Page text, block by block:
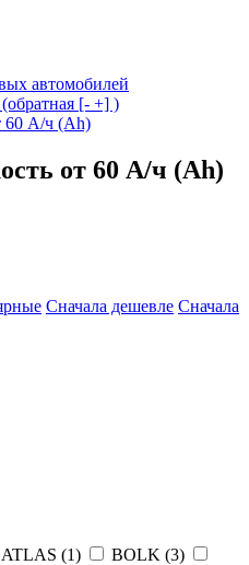
автомобилей
[- +] )
60 А/ч (Ah)
от 60 А/ч (Ah)
Сначала дешевле Сначала
ATLAS (1) BOLK (3)